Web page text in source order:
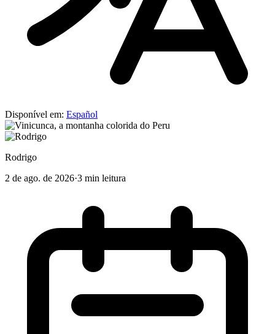
Disponível em: Español
Rodrigo
2 de ago. de 2026·3 min leitura